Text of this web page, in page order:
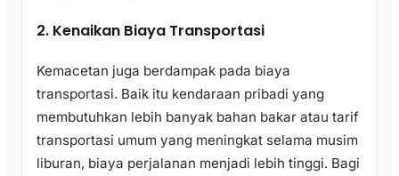
2. Kenaikan Biaya Transportasi
Kemacetan juga berdampak pada biaya
transportasi. Baik itu kendaraan pribadi yang
membutuhkan lebih banyak bahan bakar atau tarif
transportasi umum yang meningkat selama musim
liburan, biaya perjalanan menjadi lebih tinggi. Bagi